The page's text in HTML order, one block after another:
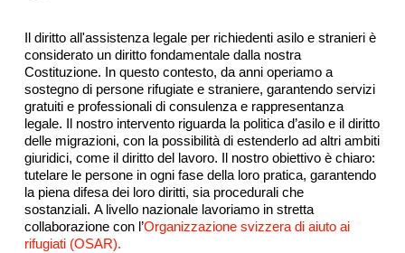
Il diritto all'assistenza legale per richiedenti asilo e stranieri è
considerato un diritto fondamentale dalla nostra
Costituzione. In questo contesto, da anni operiamo a
sostegno di persone rifugiate e straniere, garantendo servizi
gratuiti e professionali di consulenza e rappresentanza
legale. Il nostro intervento riguarda la politica d’asilo e il diritto
delle migrazioni, con la possibilità di estenderlo ad altri ambiti
giuridici, come il diritto del lavoro. Il nostro obiettivo è chiaro:
tutelare le persone in ogni fase della loro pratica, garantendo
la piena difesa dei loro diritti, sia procedurali che
sostanziali. A livello nazionale lavoriamo in stretta
collaborazione con l’Organizzazione svizzera di aiuto ai
rifugiati (OSAR).